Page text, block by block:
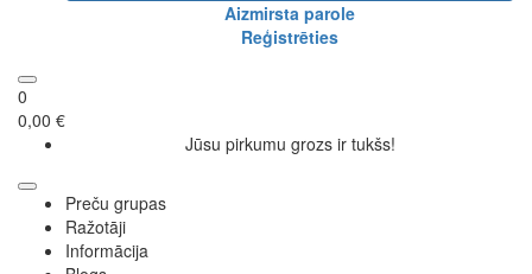
Aizmirsta parole
Reģistrēties
0
0,00 €
Jūsu pirkumu grozs ir tukšs!
Preču grupas
Ražotāji
Informācija